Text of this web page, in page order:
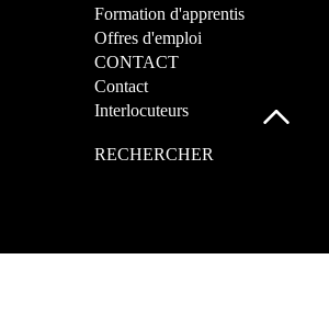
Formation d'apprentis
Offres d'emploi
CONTACT
Contact
Interlocuteurs
RECHERCHER